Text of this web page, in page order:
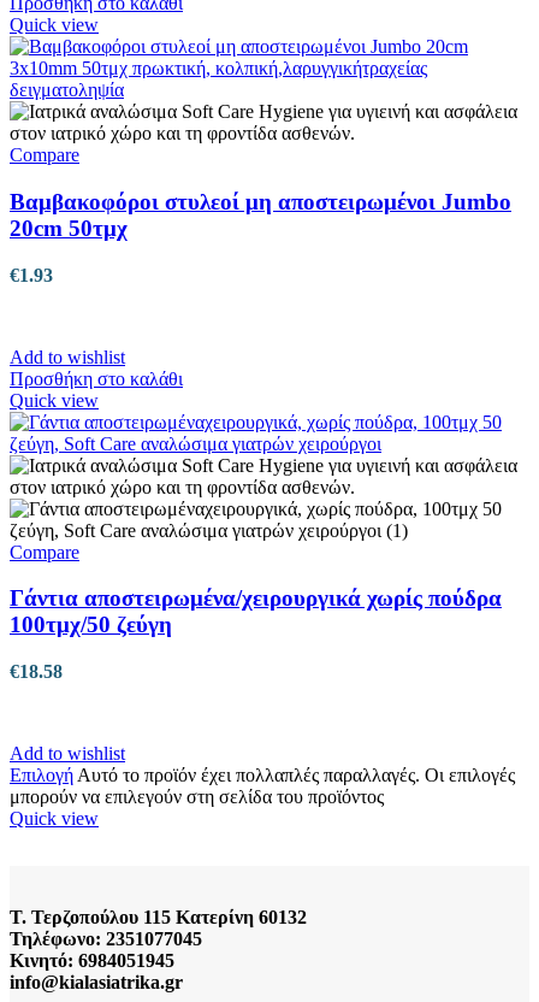
Quick view
Compare
Βαμβακοφόροι στυλεοί μη αποστειρωμένοι Jumbo
20cm 50τμχ
€1.93
Add to wishlist
Προσθήκη στο καλάθι
Quick view
Compare
Γάντια αποστειρωμένα/χειρουργικά χωρίς πούδρα
100τμχ/50 ζεύγη
€18.58
Add to wishlist
Επιλογή Αυτό το προϊόν έχει πολλαπλές παραλλαγές. Οι επιλογές
μπορούν να επιλεγούν στη σελίδα του προϊόντος
Quick view
Τ. Τερζοπούλου 115 Κατερίνη 60132
Τηλέφωνο: 2351077045
Κινητό: 6984051945
info@kialasiatrika.gr